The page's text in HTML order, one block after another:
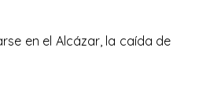
en el Alcázar, la caída de